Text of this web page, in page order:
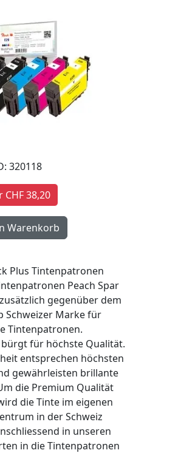
320118
CHF 38,20
Plus Tintenpatronen
Peach Spar
gegenüber dem
Schweizer Marke für
Tintenpatronen.
für höchste Qualität.
entsprechen höchsten
gewährleisten brillante
die Premium Qualität
die Tinte im eigenen
in der Schweiz
in unseren
in die Tintenpatronen